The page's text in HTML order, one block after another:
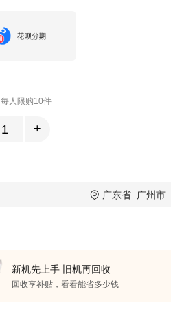
每人限购10件
+
广东省 广州市
新机先上手 旧机再回收
回收享补贴，看看能省多少钱